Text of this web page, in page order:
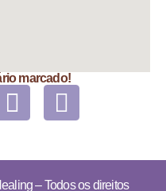
marcado!
– Todos os direitos